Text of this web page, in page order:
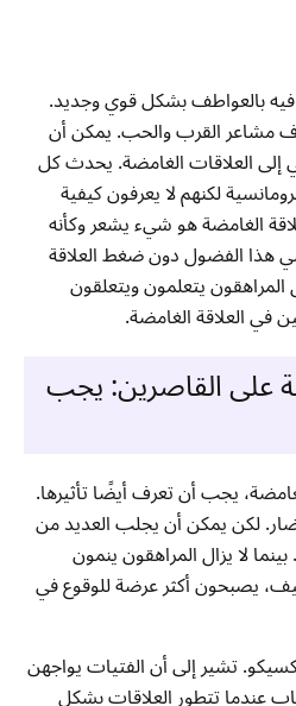
بالعواطف بشكل قوي وجديد.
مشاعر القرب والحب. يمكن أن
العلاقات الغامضة. يحدث كل
لكنهم لا يعرفون كيفية
الغامضة هو شيء يشعر وكأنه
هذا الفضول دون ضغط العلاقة
المراهقون يتعلمون ويتعلقون
في العلاقة الغامضة.
على القاصرين: يجب
يجب أن تعرف أيضًا تأثيرها.
ضار. لكن يمكن أن يجلب العديد من
لا يزال المراهقون ينمون
يصبحون أكثر عرضة للوقوع في
تشير إلى أن الفتيات يواجهن
عندما تتطور العلاقات بشكل